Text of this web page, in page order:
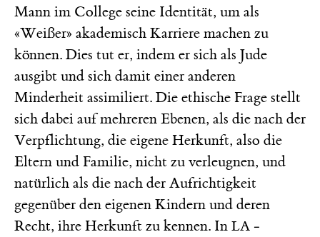
Mann im College seine Identität, um als
«Weißer» akademisch Karriere machen zu
können. Dies tut er, indem er sich als Jude
ausgibt und sich damit einer anderen
Minderheit assimiliert. Die ethische Frage stellt
sich dabei auf mehreren Ebenen, als die nach der
Verpflichtung, die eigene Herkunft, also die
Eltern und Familie, nicht zu verleugnen, und
natürlich als die nach der Aufrichtigkeit
gegenüber den eigenen Kindern und deren
Recht, ihre Herkunft zu kennen. In LA ­